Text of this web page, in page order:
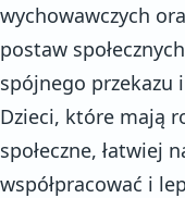
wychowawczych
postaw
spójnego przekazu
Dzieci, które mają
społeczne, łatwiej
współpracować i